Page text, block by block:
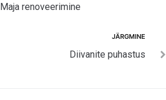
Maja renoveerimine
JÄRGMINE
Diivanite puhastus